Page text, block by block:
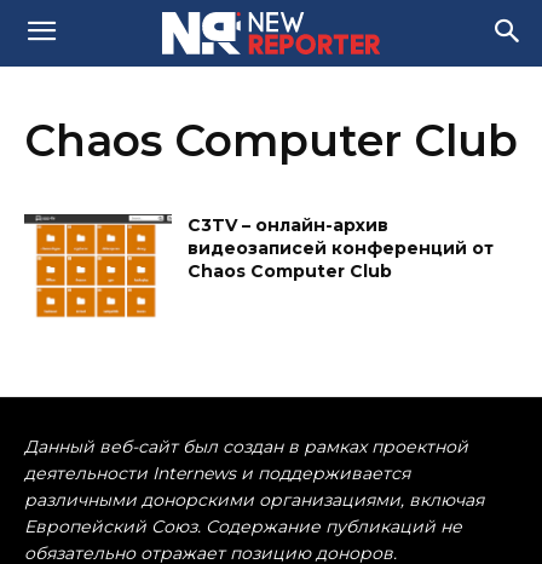
Chaos Computer Club
C3TV – онлайн-архив
видеозаписей конференций от
Chaos Computer Club
Данный веб-сайт был создан в рамках проектной
деятельности Internews и поддерживается
различными донорскими организациями, включая
Европейский Союз. Содержание публикаций не
обязательно отражает позицию доноров.